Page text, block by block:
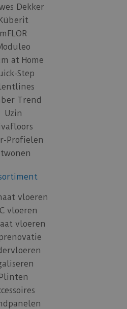
Dekker
mFLOR
at Home
Step
Trend
Uzin
Profielen
vloeren
vloeren
vloeren
Plinten